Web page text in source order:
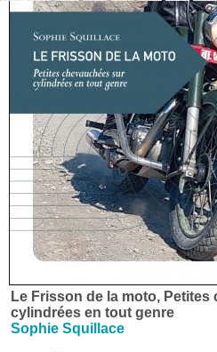
Le Frisson de la moto,
cylindrées en tout genre
Sophie Squillace